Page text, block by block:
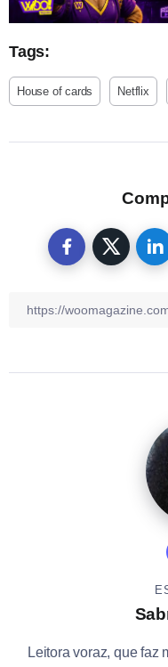
Tags:
House of cards Netflix
Leitora voraz, que faz